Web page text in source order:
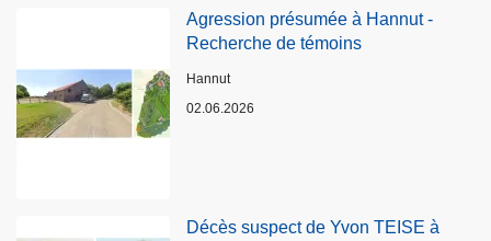
Agression présumée à Hannut -
Recherche de témoins
Standort
Hannut
02.06.2026
Décès suspect de Yvon TEISE à